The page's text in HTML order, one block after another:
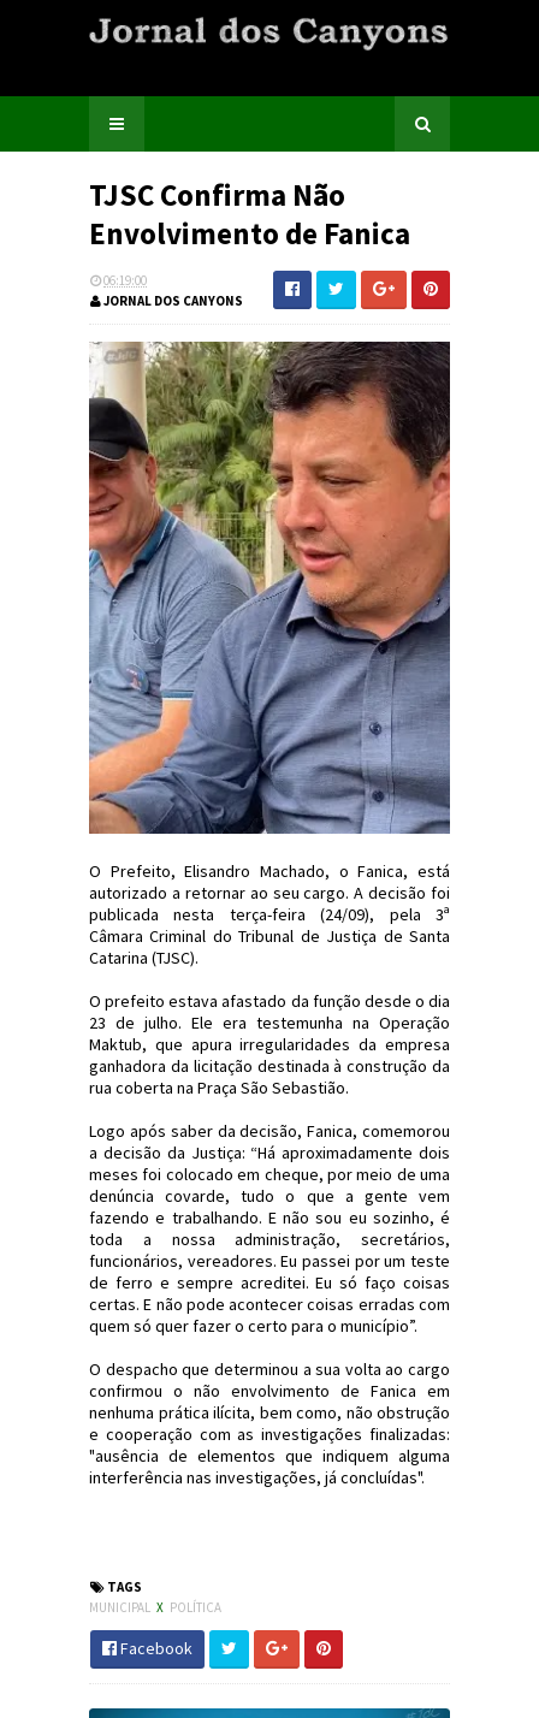
TJSC Confirma Não
Envolvimento de Fanica
06:19:00
JORNAL DOS CANYONS
O Prefeito, Elisandro Machado, o Fanica, está
autorizado a retornar ao seu cargo. A decisão foi
publicada nesta terça-feira (24/09), pela 3ª
Câmara Criminal do Tribunal de Justiça de Santa
Catarina (TJSC).
O prefeito estava afastado da função desde o dia
23 de julho. Ele era testemunha na Operação
Maktub, que apura irregularidades da empresa
ganhadora da licitação destinada à construção da
rua coberta na Praça São Sebastião.
Logo após saber da decisão, Fanica, comemorou
a decisão da Justiça: “Há aproximadamente dois
meses foi colocado em cheque, por meio de uma
denúncia covarde, tudo o que a gente vem
fazendo e trabalhando. E não sou eu sozinho, é
toda a nossa administração, secretários,
funcionários, vereadores. Eu passei por um teste
de ferro e sempre acreditei. Eu só faço coisas
certas. E não pode acontecer coisas erradas com
quem só quer fazer o certo para o município”.
O despacho que determinou a sua volta ao cargo
confirmou o não envolvimento de Fanica em
nenhuma prática ilícita, bem como, não obstrução
e cooperação com as investigações finalizadas:
"ausência de elementos que indiquem alguma
interferência nas investigações, já concluídas".
TAGS
MUNICIPAL X POLÍTICA
Facebook